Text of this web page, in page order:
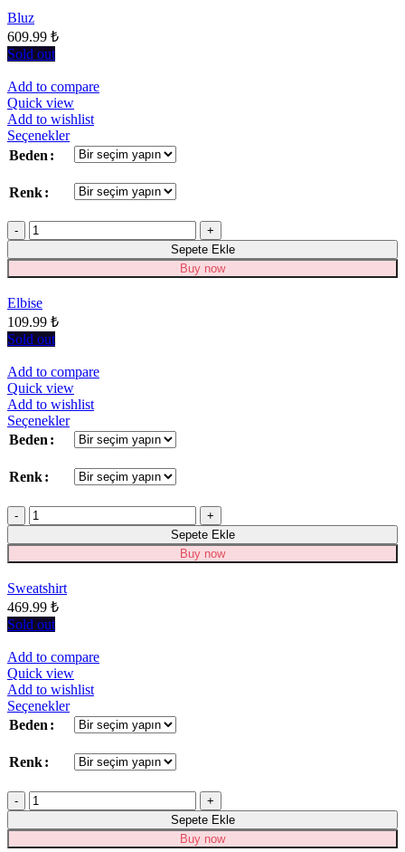
Bluz
609.99 ₺
Sold out
Add to compare
Quick view
Add to wishlist
SeçeneklerBu
ürünün
birden
fazla
varyasyonu
sayfasından
seçilebilir
Beden
Renk
Miktar
Sepete Ekle
Buy now
Elbise
109.99 ₺
Sold out
Add to compare
Quick view
Add to wishlist
SeçeneklerBu
ürünün
birden
fazla
varyasyonu
sayfasından
seçilebilir
Beden
Renk
Miktar
Sepete Ekle
Buy now
Sweatshirt
469.99 ₺
Sold out
Add to compare
Quick view
Add to wishlist
SeçeneklerBu
ürünün
birden
fazla
varyasyonu
sayfasından
Beden
Renk
Miktar
Sepete Ekle
Buy now